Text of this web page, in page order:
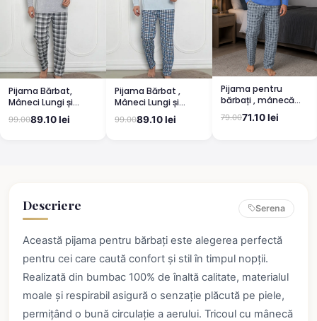
Pijama Bărbat,
Mâneci Lungi și
Pantaloni Lungi
Asortați, Imprimeu
99.0089.10 lei
Pijama Bărbat ,
Mâneci Lungi și
Pantaloni Lungi
Asortați, Imprimeu
99.0089.10 lei
Pijama pentru
bărbați , mânecă
lungă și pantaloni
lungi, albastru
79.0071.10 lei
Descriere Serena
Această pijama pentru bărbați este alegerea perfectă
pentru cei care caută confort și stil în timpul nopții.
Realizată din bumbac 100% de înaltă calitate, materialul
moale și respirabil asigură o senzație plăcută pe piele,
permițând o bună circulație a aerului. Tricoul cu mânecă